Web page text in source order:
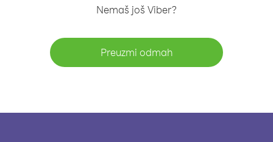
Nemaš još Viber?
Preuzmi odmah